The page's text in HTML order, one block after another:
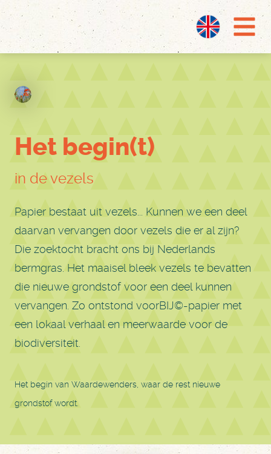
Het begin(t)
in de vezels
Papier bestaat uit vezels... Kunnen we een deel
daarvan vervangen door vezels die er al zijn?
Die zoektocht bracht ons bij Nederlands
bermgras. Het maaisel bleek vezels te bevatten
die nieuwe grondstof voor een deel kunnen
vervangen. Zo ontstond voorBIJ©-papier met
een lokaal verhaal en meerwaarde voor de
biodiversiteit.
Het begin van Waardewenders, waar de rest nieuwe
grondstof wordt.